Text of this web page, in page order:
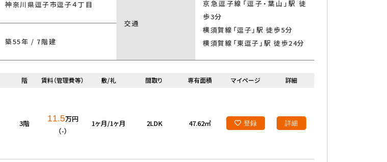
ウォークインクロゼット
ウォークインシューズクロ
収納豊富
24時間ゴミ出し可
神奈川県逗子市逗子４丁目
交通
京急逗子線「逗子・葉山」駅 徒
歩3分
横須賀線「逗子」駅 徒歩5分
横須賀線「東逗子」駅 徒歩24分
築55年 / 7階建
階 賃料（管理費等） 敷/礼 間取り 専有面積 マイページ 詳細
3階 11.5万円
（-）
1ヶ月/1ヶ月 2LDK 47.62㎡ 登録 詳細